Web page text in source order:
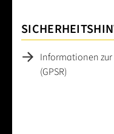
Informationen
(GPSR)